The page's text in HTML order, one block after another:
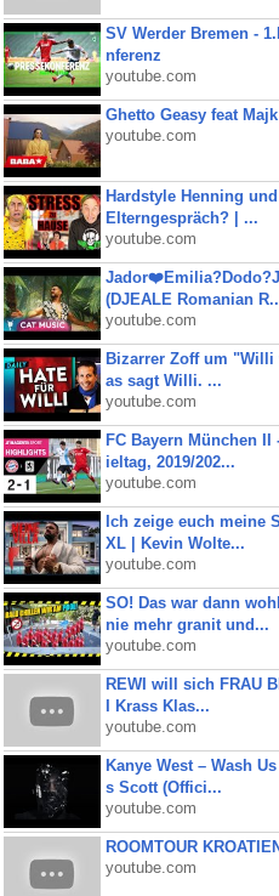
SV Werder Bremen -
nferenz
youtube.com
Ghetto Geasy feat
youtube.com
Hardstyle Henning
Elterngespräch? | ...
youtube.com
(DJEALE Romanian
youtube.com
Bizarrer Zoff um
as sagt Willi. ...
youtube.com
FC Bayern München II
ieltag, 2019/202...
youtube.com
Ich zeige euch meine
XL | Kevin Wolte...
youtube.com
SO! Das war dann
nie mehr granit und...
youtube.com
REWI will sich FRAU
I Krass Klas...
youtube.com
Kanye West – Wash
s Scott (Offici...
youtube.com
ROOMTOUR
youtube.com